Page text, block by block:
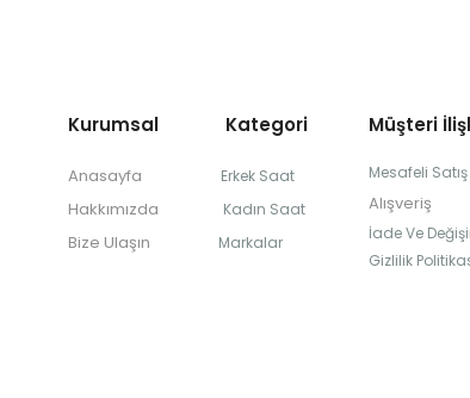
Kurumsal Kategori
Anasayfa Erkek Saat
Hakkımızda Kadın Saat
Bize Ulaşın Markalar
Müşteri
Mesafeli
Alışveriş
İade Ve
Gizlilik